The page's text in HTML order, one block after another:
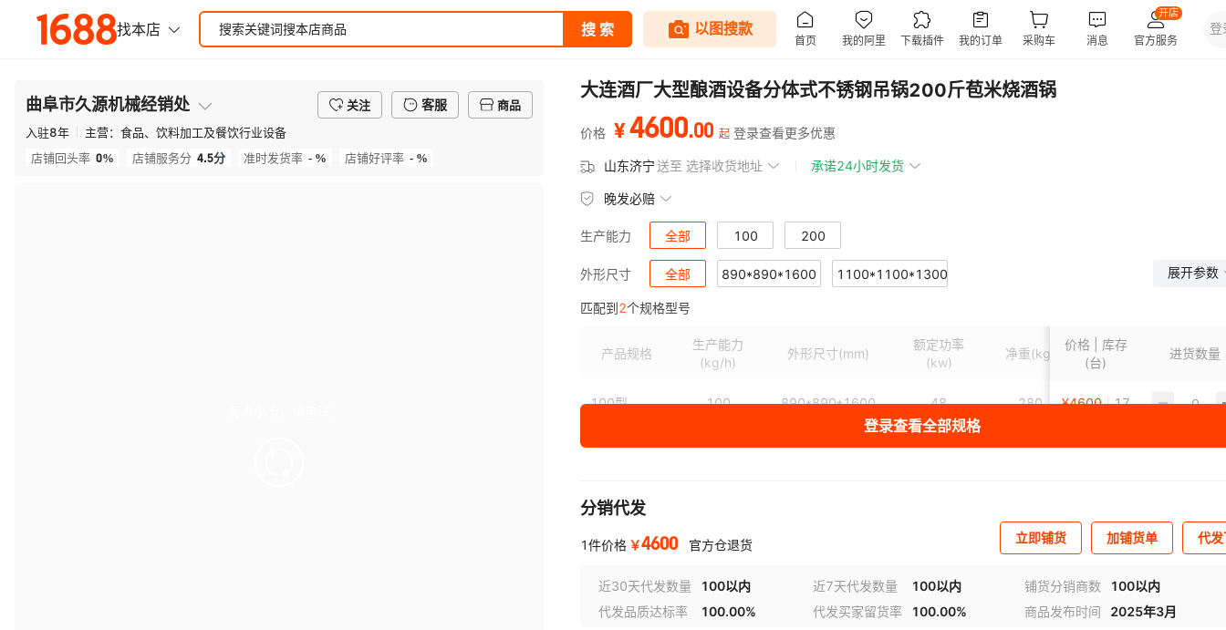
曲阜市久源机械经销处 关注 客服
商品
入驻8年 主营： 食品、饮料加工及餐饮行业设备
店铺回头率 0% 店铺服务分 4.5分 准时发货率 - % 店铺好评率 - %
大连酒厂大型酿酒设备分体式不锈钢吊锅200斤苞米烧酒锅
价格 ¥4600.00 起 登录查看更多优惠
山东济宁送至 选择收货地址 承诺24小时发货
晚发必赔
生产能力 全部 100 200
外形尺寸 全部 890*890*1600 1100*1100*1300 展开参数
匹配到2个规格型号
产品规格
生产能力
(kg/h)
外形尺寸(mm)
额定功率
(kw)
净重(kg)
价格 | 库存
(台)
进货数量
100型 100 890*890*1600 48 280 ¥4600 17
200型 200 1100*1100*1300 60 300 ¥5500 26
登录查看全部规格
分销代发
1件价格 ￥4600 官方仓退货 立即铺货 加铺货单 代
近30天代发数量 100以内 近7天代发数量 100以内 铺货分销商数
100以内
代发品质达标率
100.00% 代发买家留货率 100.00% 商品发布时间 2025年3月